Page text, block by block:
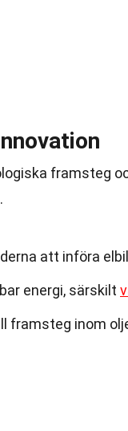
framsteg
att införa
energi, särskilt
framsteg inom